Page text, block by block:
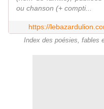
ou chanson (+ compti...
https://
Index des poésies, fables